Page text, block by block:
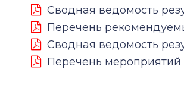
Сводная ведомость
Перечень
Сводная ведомость
Перечень мероприятий